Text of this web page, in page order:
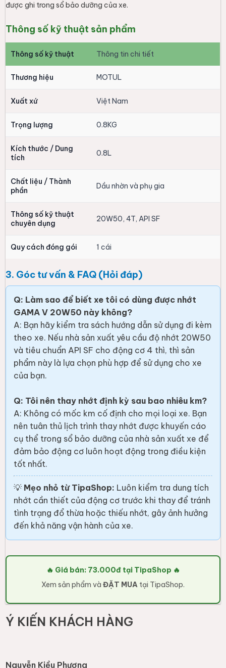
được ghi trong sổ bảo dưỡng của xe.
Thông số kỹ thuật sản phẩm
Thông số kỹ thuật Thông tin chi tiết
Thương hiệu MOTUL
Xuất xứ Việt Nam
Trọng lượng 0.8KG
Kích thước / Dung
tích
0.8L
Chất liệu / Thành
phần
Dầu nhờn và phụ gia
Thông số kỹ thuật
chuyên dụng
20W50, 4T, API SF
Quy cách đóng gói 1 cái
3. Góc tư vấn & FAQ (Hỏi đáp)
Q: Làm sao để biết xe tôi có dùng được nhớt
GAMA V 20W50 này không?
A: Bạn hãy kiểm tra sách hướng dẫn sử dụng đi kèm
theo xe. Nếu nhà sản xuất yêu cầu độ nhớt 20W50
và tiêu chuẩn API SF cho động cơ 4 thì, thì sản
phẩm này là lựa chọn phù hợp để sử dụng cho xe
của bạn.
Q: Tôi nên thay nhớt định kỳ sau bao nhiêu km?
A: Không có mốc km cố định cho mọi loại xe. Bạn
nên tuân thủ lịch trình thay nhớt được khuyến cáo
cụ thể trong sổ bảo dưỡng của nhà sản xuất xe để
đảm bảo động cơ luôn hoạt động trong điều kiện
tốt nhất.
💡 Mẹo nhỏ từ TipaShop: Luôn kiểm tra dung tích
nhớt cần thiết của động cơ trước khi thay để tránh
tình trạng đổ thừa hoặc thiếu nhớt, gây ảnh hưởng
đến khả năng vận hành của xe.
🔥 Giá bán: 73.000đ tại TipaShop 🔥
Xem sản phẩm và ĐẶT MUA tại TipaShop.
Ý KIẾN KHÁCH HÀNG
Nguyễn Kiều Phương